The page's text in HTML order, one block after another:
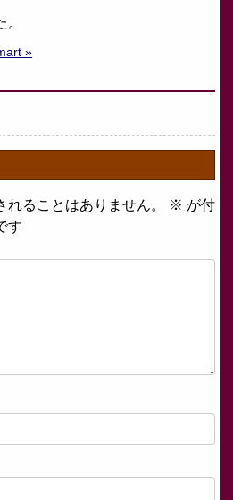
»
れることはありません。 ※ が付
す